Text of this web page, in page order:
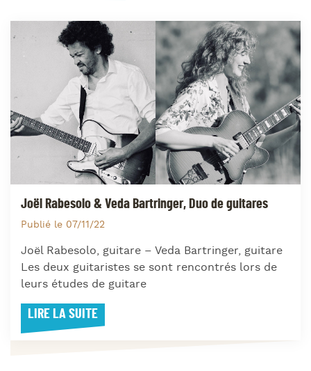
Joël Rabesolo & Veda Bartringer, Duo de guitares
Publié le 07/11/22
Joël Rabesolo, guitare – Veda Bartringer, guitare
Les deux guitaristes se sont rencontrés lors de
leurs études de guitare
LIRE LA SUITE